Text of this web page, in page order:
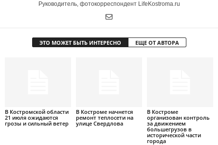
Руководитель, фотокорреспондент LifeKostroma.ru
ЭТО МОЖЕТ БЫТЬ ИНТЕРЕСНО ЕЩЕ ОТ АВТОРА
В Костромской области
21 июля ожидаются
грозы и сильный ветер
В Костроме начнется
ремонт теплосети на
улице Свердлова
В Костроме
организован контроль
за движением
большегрузов в
исторической части
города